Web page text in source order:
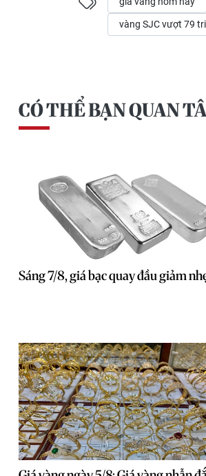
vàng SJC vượt 79
CÓ THỂ BẠN QUAN
Sáng 7/8, giá bạc quay đầu giảm